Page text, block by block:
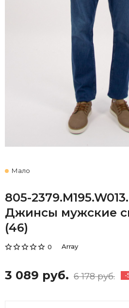
Мало
805-
Джинсы мужские
(46)
0 Array
3 089 руб. 6 178 руб. -